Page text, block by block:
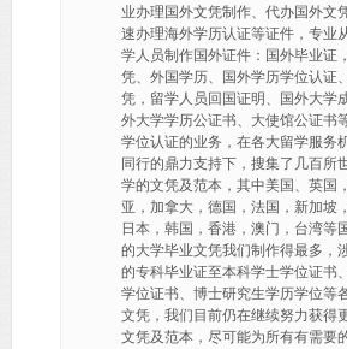
业办理国外文凭制作、代办国外文
速办理海外学历认证等证件，专业
学人员制作国外证件：国外毕业证
凭、外国学历、国外学历学位认证
凭，留学人员回国证明、国外大学
外大学学历公证书、大使馆公证书
学位认证的业务，在各大留学服务
同行的鼎力支持下，搜集了几百所
学的文凭及范本，其中美国、英国
亚，加拿大，德国，法国，新加坡
日本，韩国，香港，澳门，台湾等
的大学毕业文凭我们制作得最多，
的专科毕业证至本科学士学位证书
学位证书、博士研究生学历学位等
文凭，我们目前仍在继续努力获得
文凭及范本，尽可能为所有有需要